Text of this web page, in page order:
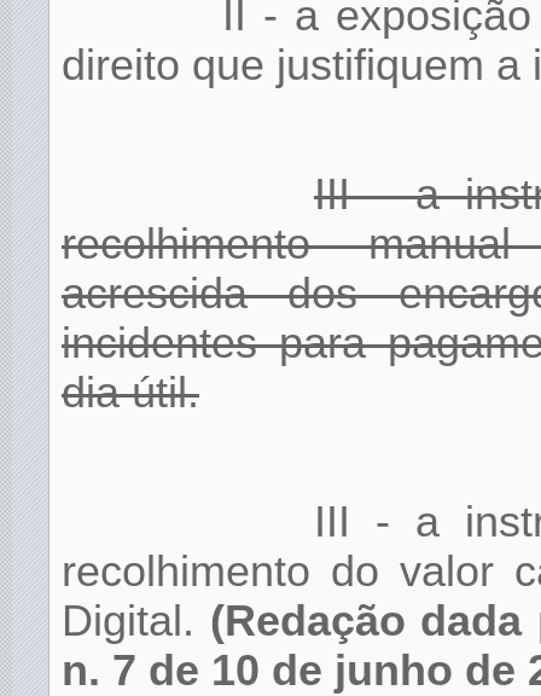
II - a
direito que justifiquem a
III - a
recolhimento
acrescida dos
incidentes para
dia útil.
III - a
recolhimento do valor
Digital. (Redação
n. 7 de 10 de junho de